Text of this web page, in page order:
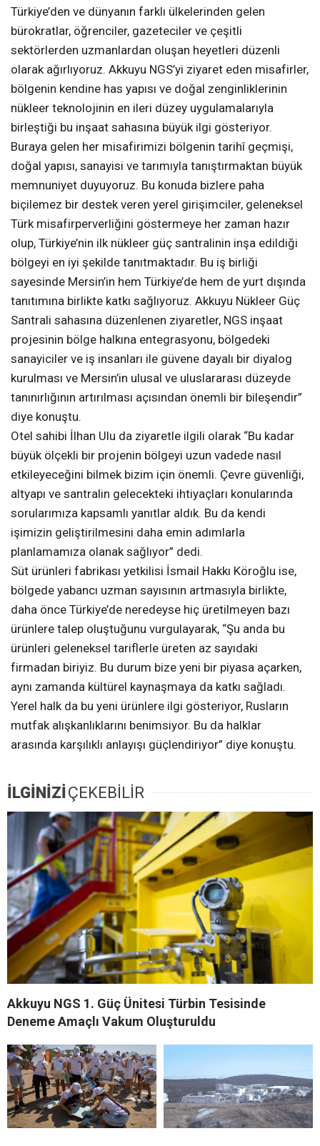
Türkiye’den ve dünyanın farklı ülkelerinden gelen
bürokratlar, öğrenciler, gazeteciler ve çeşitli
sektörlerden uzmanlardan oluşan heyetleri düzenli
olarak ağırlıyoruz. Akkuyu NGS’yi ziyaret eden misafirler,
bölgenin kendine has yapısı ve doğal zenginliklerinin
nükleer teknolojinin en ileri düzey uygulamalarıyla
birleştiği bu inşaat sahasına büyük ilgi gösteriyor.
Buraya gelen her misafirimizi bölgenin tarihî geçmişi,
doğal yapısı, sanayisi ve tarımıyla tanıştırmaktan büyük
memnuniyet duyuyoruz. Bu konuda bizlere paha
biçilemez bir destek veren yerel girişimciler, geleneksel
Türk misafirperverliğini göstermeye her zaman hazır
olup, Türkiye’nin ilk nükleer güç santralinin inşa edildiği
bölgeyi en iyi şekilde tanıtmaktadır. Bu iş birliği
sayesinde Mersin’in hem Türkiye’de hem de yurt dışında
tanıtımına birlikte katkı sağlıyoruz. Akkuyu Nükleer Güç
Santrali sahasına düzenlenen ziyaretler, NGS inşaat
projesinin bölge halkına entegrasyonu, bölgedeki
sanayiciler ve iş insanları ile güvene dayalı bir diyalog
kurulması ve Mersin’in ulusal ve uluslararası düzeyde
tanınırlığının artırılması açısından önemli bir bileşendir”
diye konuştu.
Otel sahibi İlhan Ulu da ziyaretle ilgili olarak “Bu kadar
büyük ölçekli bir projenin bölgeyi uzun vadede nasıl
etkileyeceğini bilmek bizim için önemli. Çevre güvenliği,
altyapı ve santralin gelecekteki ihtiyaçları konularında
sorularımıza kapsamlı yanıtlar aldık. Bu da kendi
işimizin geliştirilmesini daha emin adımlarla
planlamamıza olanak sağlıyor” dedi.
Süt ürünleri fabrikası yetkilisi İsmail Hakkı Köroğlu ise,
bölgede yabancı uzman sayısının artmasıyla birlikte,
daha önce Türkiye’de neredeyse hiç üretilmeyen bazı
ürünlere talep oluştuğunu vurgulayarak, “Şu anda bu
ürünleri geleneksel tariflerle üreten az sayıdaki
firmadan biriyiz. Bu durum bize yeni bir piyasa açarken,
aynı zamanda kültürel kaynaşmaya da katkı sağladı.
Yerel halk da bu yeni ürünlere ilgi gösteriyor, Rusların
mutfak alışkanlıklarını benimsiyor. Bu da halklar
arasında karşılıklı anlayışı güçlendiriyor” diye konuştu.
İLGİNİZİÇEKEBİLİR
Akkuyu NGS 1. Güç Ünitesi Türbin Tesisinde
Deneme Amaçlı Vakum Oluşturuldu